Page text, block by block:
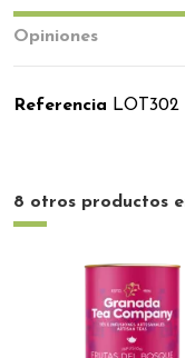
Opiniones
Referencia LOT302
8 otros productos